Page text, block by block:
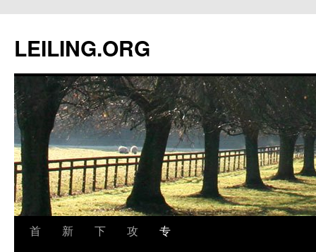
文
LEILING.ORG
首
新
下
攻
专